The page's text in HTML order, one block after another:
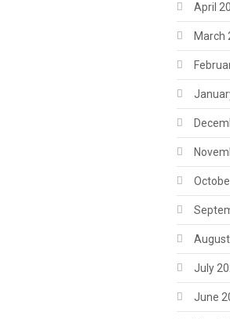
April
March
July
June